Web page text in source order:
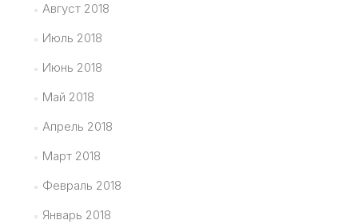
Август 2018
Июль 2018
Июнь 2018
Май 2018
Апрель 2018
Март 2018
Февраль 2018
Январь 2018